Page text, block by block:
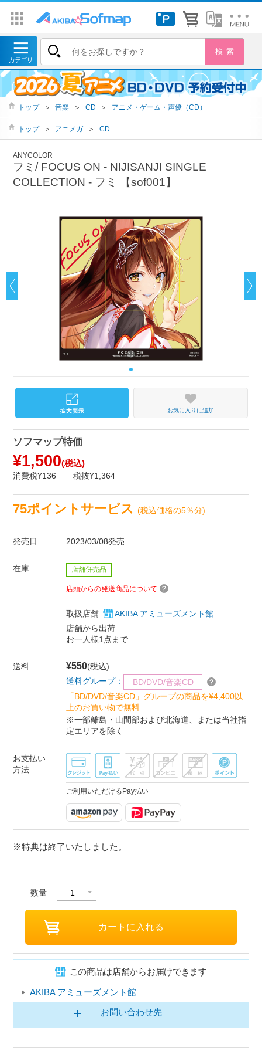
トップ ＞ 音楽 ＞ CD ＞ アニメ・ゲーム・声優（CD）
トップ ＞ アニメガ ＞ CD
ANYCOLOR
フミ/ FOCUS ON ‐ NIJISANJI SINGLE
COLLECTION ‐ フミ 【sof001】
お気に入りに追加
ソフマップ特価
¥1,500(税込)
消費税¥136 税抜¥1,364
75ポイントサービス(税込価格の5％分)
発売日 2023/03/08発売
在庫 店舗併売品
店頭からの発送商品について
取扱店舗
AKIBA アミューズメント館
店舗から出荷
お一人様1点まで
送料 ¥550(税込)
送料グループ：
BD/DVD/音楽CD
「BD/DVD/音楽CD」グループの商品を¥4,400以
上のお買い物で無料
※一部離島・山間部および北海道、または当社指
定エリアを除く
お支払い
方法
ご利用いただけるPay払い
※特典は終了いたしました。
数量
この商品は店舗からお届けできます
AKIBA アミューズメント館
お問い合わせ先